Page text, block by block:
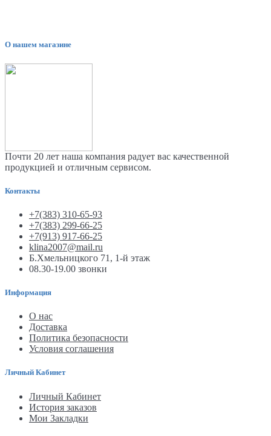
О нашем магазине
Почти 20 лет наша компания радует вас качественной
продукцией и отличным сервисом.
Контакты
+7(383) 310-65-93
+7(383) 299-66-25
+7(913) 917-66-25
klina2007@mail.ru
Б.Хмельницкого 71, 1-й этаж
08.30-19.00 звонки
Информация
О нас
Доставка
Политика безопасности
Условия соглашения
Личный Кабинет
Личный Кабинет
История заказов
Мои Закладки